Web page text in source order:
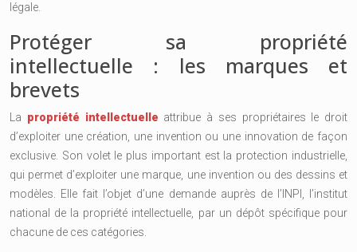
légale.
Protéger sa propriété
intellectuelle : les marques et
brevets
La propriété intellectuelle attribue à ses propriétaires le droit
d’exploiter une création, une invention ou une innovation de façon
exclusive. Son volet le plus important est la protection industrielle,
qui permet d’exploiter une marque, une invention ou des dessins et
modèles. Elle fait l’objet d’une demande auprès de l’INPI, l’institut
national de la propriété intellectuelle, par un dépôt spécifique pour
chacune de ces catégories.